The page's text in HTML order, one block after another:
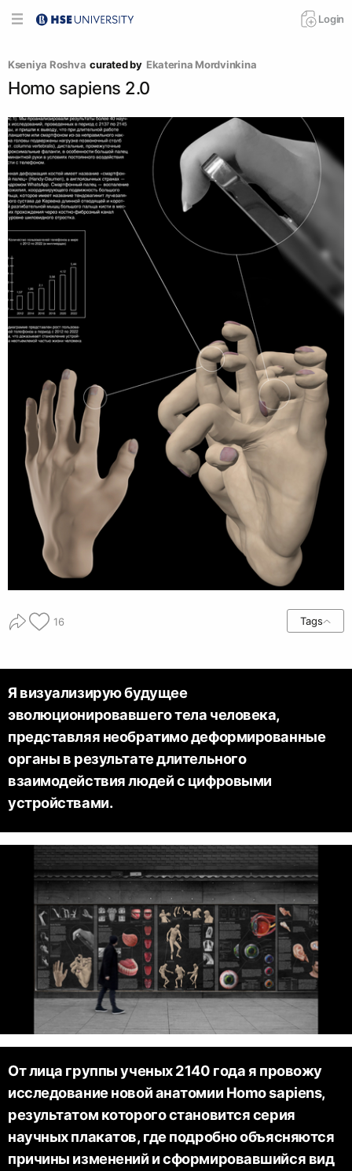
Login
Kseniya Roshva curated by Ekaterina Mordvinkina
Homo sapiens 2.0
16 Tags
Я визуализирую будущее
эволюционировавшего тела человека,
представляя необратимо деформированные
органы в результате длительного
взаимодействия людей с цифровыми
устройствами.
От лица группы ученых 2140 года я провожу
исследование новой анатомии Homo sapiens,
результатом которого становится серия
научных плакатов, где подробно объясняются
причины изменений и сформировавшийся вид